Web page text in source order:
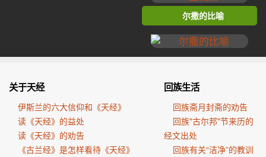
尔撒的比喻
关于天经
伊斯兰的六大信仰和《天经》
读《天经》的益处
读《天经》的劝告
《古兰经》是怎样看待《天经》
回族生活
回族斋月封斋的劝告
回族"古尔邦"节来历的
经文出处
回族有关“洁净”的教训